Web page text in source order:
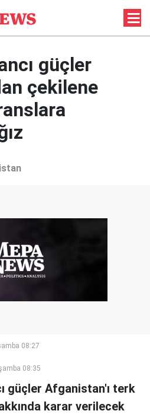
güçler
çekilene
08:27
08:35
güçler Afganistan'ı terk
karar verilecek